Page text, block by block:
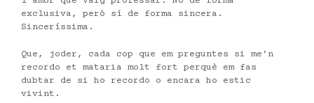
exclusiva, però sí de forma sincera.
Sinceríssima.
Que, joder, cada cop que em preguntes si me’n
recordo et mataria molt fort perquè em fas
dubtar de si ho recordo o encara ho estic
vivint.